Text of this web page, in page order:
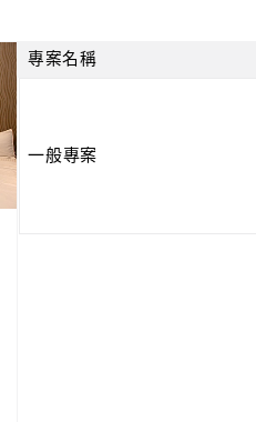
專案名稱
一般專案